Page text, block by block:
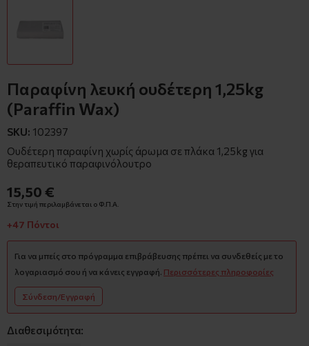
Παραφίνη λευκή ουδέτερη 1,25kg
(Paraffin Wax)
SKU: 102397
Ουδέτερη παραφίνη χωρίς άρωμα σε πλάκα 1,25kg για
θεραπευτικό παραφινόλουτρο
15,50 €
Στην τιμή περιλαμβάνεται ο Φ.Π.Α.
+47 Πόντοι
Για να μπείς στο πρόγραμμα επιβράβευσης πρέπει να συνδεθείς με το
λογαριασμό σου ή να κάνεις εγγραφή. Περισσότερες πληροφορίες
Σύνδεση/Εγγραφή
Διαθεσιμότητα: